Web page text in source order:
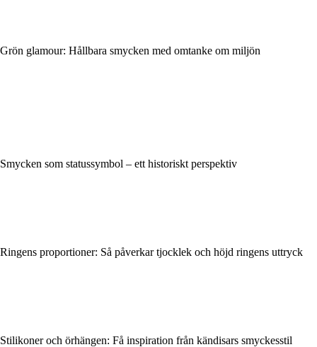
Grön glamour: Hållbara smycken med omtanke om miljön
Smycken som statussymbol – ett historiskt perspektiv
Ringens proportioner: Så påverkar tjocklek och höjd ringens uttryck
Stilikoner och örhängen: Få inspiration från kändisars smyckesstil